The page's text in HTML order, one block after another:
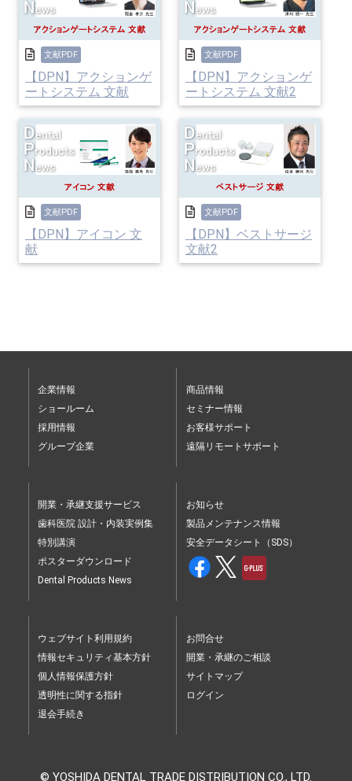
文献PDF
【DPN】アクションゲ
ートシステム 文献
文献PDF
【DPN】アクションゲ
ートシステム 文献2
文献PDF
【DPN】アイコン 文
献
文献PDF
【DPN】ベストサージ
文献2
企業情報
ショールーム
採用情報
グループ企業
商品情報
セミナー情報
お客様サポート
遠隔リモートサポート
開業・承継支援サービス
歯科医院 設計・内装実例集
特別講演
ポスターダウンロード
Dental Products News
お知らせ
製品メンテナンス情報
安全データシート（SDS）
ウェブサイト利用規約
情報セキュリティ基本方針
個人情報保護方針
透明性に関する指針
退会手続き
お問合せ
開業・承継のご相談
サイトマップ
ログイン
© YOSHIDA DENTAL TRADE DISTRIBUTION CO., LTD.